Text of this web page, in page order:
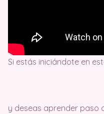
Si estás iniciándote en
y deseas aprender paso